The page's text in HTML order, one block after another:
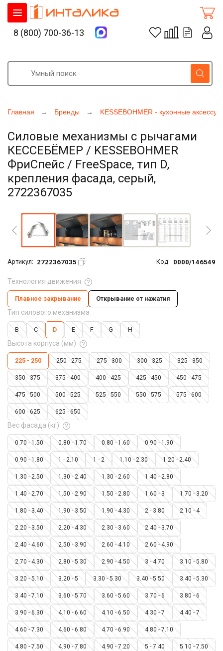
Главная Бренды KESSEBOHMER - кухонные
Силовые механизмы с рычагами
КЕССЕБЁМЕР / KESSEBOHMER
ФриСпейс / FreeSpace, тип D,
крепления фасада, серый,
2722367035
Артикул: 2722367035 Код: 0000/146549
Технология движения
Плавное закрывание Открывание от нажатия
Тип силового механизма
B C D E F G H
Высота корпуса (мм)
225 - 250 250 - 275 275 - 300 300 - 325 325 - 350
350 - 375 375 - 400 400 - 425 425 - 450 450 - 475
475 - 500 500 - 525 525 - 550 550 - 575 575 - 600
600 - 625 625 - 650
Вес фасада (кг)
0.70 - 1.50 0.80 - 1.70 0.80 - 1.60 0.90 - 1.90
0.90 - 1.80 1 - 2.10 1 - 2 1.10 - 2.30 1.20 - 2.40
1.30 - 2.50 1.30 - 2.40 1.30 - 2.60 1.40 - 2.80
1.40 - 2.70 1.50 - 2.90 1.50 - 2.80 1.60 - 3 1.70 - 3.20
1.80 - 3.40 1.90 - 3.50 1.90 - 4.30 2 - 3.80 2.10 - 4
2.20 - 3.50 2.20 - 4.30 2.30 - 3.60 2.40 - 3.70
2.40 - 4.60 2.50 - 3.90 2.60 - 4.10 2.60 - 4.90
2.70 - 4.30 2.80 - 5.30 2.90 - 4.50 3 - 4.70 3.10 - 5.80
3.20 - 5.10 3.20 - 5 3.30 - 5.30 3.40 - 5.50 3.40 - 5.30
3.40 - 7.10 3.60 - 5.70 3.60 - 5.60 3.70 - 6 3.80 - 6
3.90 - 6.30 4.10 - 6.60 4.10 - 6.50 4.30 - 7 4.40 - 7
4.60 - 7.30 4.60 - 6.80 4.70 - 6.90 4.80 - 7.10
4.80 - 7.50 4.90 - 7.80 4.90 - 7.20 5 - 7.40 5.10 - 7.50
8 (800) 700-36-13